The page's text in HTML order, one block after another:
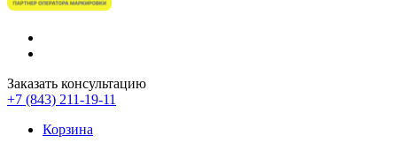
Заказать консультацию
+7 (843) 211-19-11
Корзина